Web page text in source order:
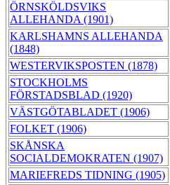
ÖRNSKÖLDSVIKS
ALLEHANDA (1901)
KARLSHAMNS ALLEHANDA
(1848)
WESTERVIKSPOSTEN (1878)
STOCKHOLMS
FÖRSTADSBLAD (1920)
VÄSTGÖTABLADET (1906)
FOLKET (1906)
SKÅNSKA
SOCIALDEMOKRATEN (1907)
MARIEFREDS TIDNING (1905)